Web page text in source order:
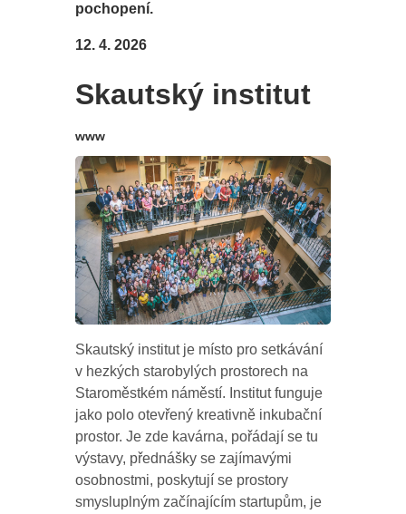
pochopení.
12. 4. 2026
Skautský institut
www
Skautský institut je místo pro setkávání
v hezkých starobylých prostorech na
Staroměstkém náměstí. Institut funguje
jako polo otevřený kreativně inkubační
prostor. Je zde kavárna, pořádají se tu
výstavy, přednášky se zajímavými
osobnostmi, poskytují se prostory
smysluplným začínajícím startupům, je